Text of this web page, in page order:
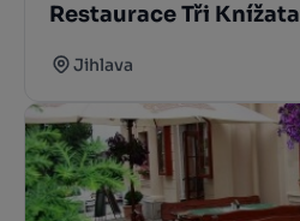
Restaurace Tři Knížata
Jihlava